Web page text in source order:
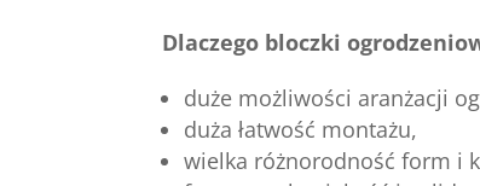
Dlaczego bloczki
duże możliwości aranżacji
duża łatwość montażu,
wielka różnorodność form i